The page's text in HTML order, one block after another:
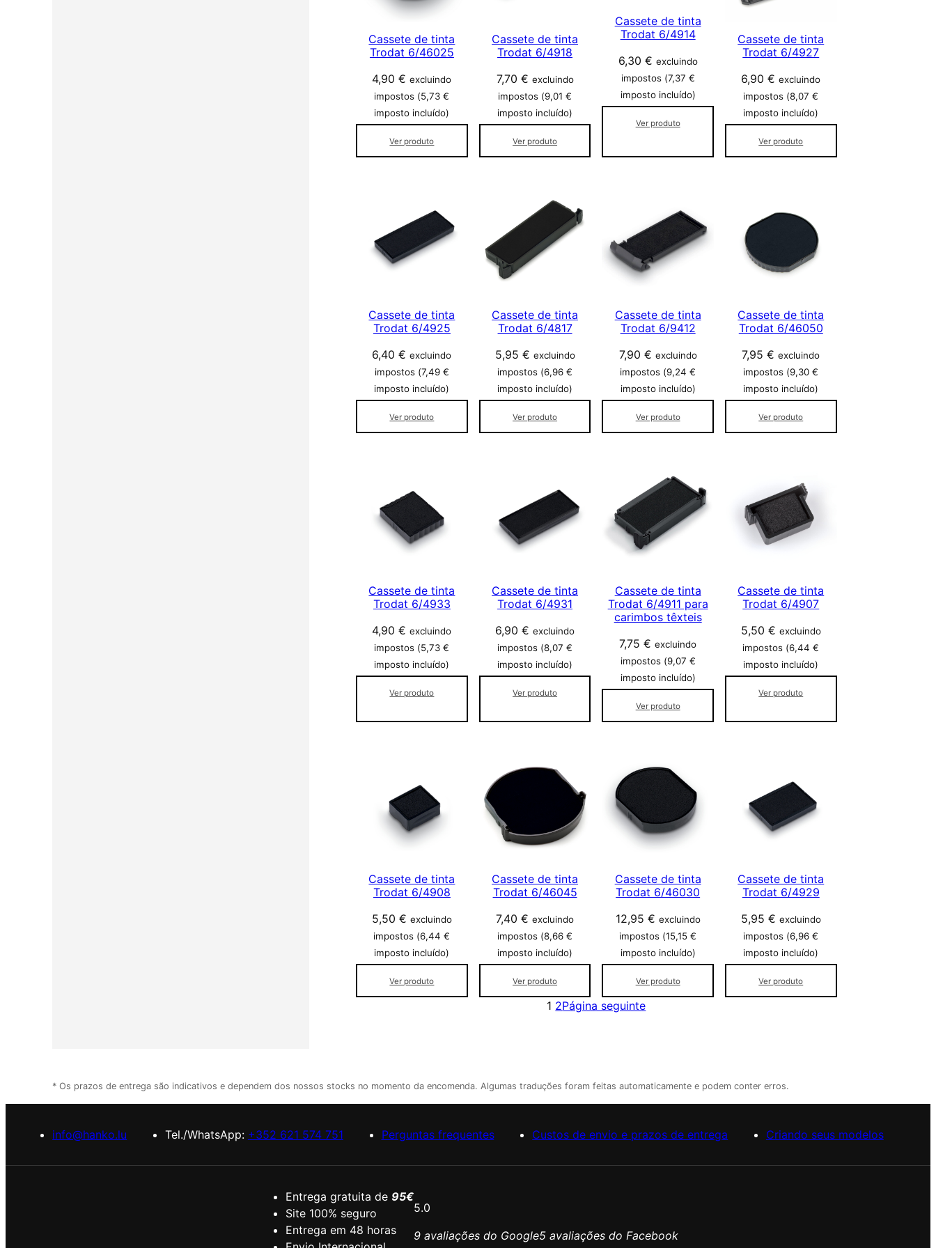
Cassete de tinta
Trodat 6/46025
4,90€ excluindo
impostos (5,73€
imposto incluído)
Ver produto
Cassete de tinta
Trodat 6/4918
7,70 € excluindo
impostos (9,01€
imposto incluído)
Ver produto
Cassete de tinta
Trodat 6/4914
6,30 € excluindo
impostos (7,37 €
imposto incluído)
Ver produto
Cassete de tinta
Trodat 6/4927
6,90€ excluindo
impostos (8,07€
imposto incluído)
Ver produto
Cassete de tinta
Trodat 6/4925
6,40€ excluindo
impostos (7,49 €
imposto incluído)
Ver produto
Cassete de tinta
Trodat 6/4817
5,95 € excluindo
impostos (6,96€
imposto incluído)
Ver produto
Cassete de tinta
Trodat 6/9412
7,90 € excluindo
impostos (9,24€
imposto incluído)
Ver produto
Cassete de tinta
Trodat 6/46050
7,95€ excluindo
impostos (9,30€
imposto incluído)
Ver produto
Cassete de tinta
Trodat 6/4933
4,90€ excluindo
impostos (5,73€
imposto incluído)
Ver produto
Cassete de tinta
Trodat 6/4931
6,90€ excluindo
impostos (8,07€
imposto incluído)
Ver produto
Cassete de tinta
Trodat 6/4911 para
carimbos têxteis
7,75€ excluindo
impostos (9,07 €
imposto incluído)
Ver produto
Cassete de tinta
Trodat 6/4907
5,50 € excluindo
impostos (6,44€
imposto incluído)
Ver produto
Cassete de tinta
Trodat 6/4908
5,50 € excluindo
impostos (6,44€
imposto incluído)
Ver produto
Cassete de tinta
Trodat 6/46045
7,40€ excluindo
impostos (8,66€
imposto incluído)
Ver produto
Cassete de tinta
Trodat 6/46030
12,95 € excluindo
impostos (15,15€
imposto incluído)
Ver produto
Cassete de tinta
Trodat 6/4929
5,95 € excluindo
impostos (6,96€
imposto incluído)
Ver produto
1 2Página seguinte
* Os prazos de entrega são indicativos e dependem dos nossos stocks no momento da encomenda. Algumas traduções foram feitas automaticamente e podem conter erros.
info@hanko.lu Tel./WhatsApp: +352 621 574 751 Perguntas frequentes Custos de envio e prazos de entrega Criando seus modelos
Entrega gratuita de 95€
Site 100% seguro
Entrega em 48 horas
5.0
9 avaliações do Google5 avaliações do Facebook